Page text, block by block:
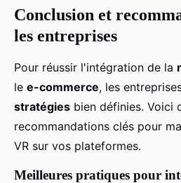
Conclusion et
les entreprises
Pour réussir l'intégration de la
le e-commerce, les
stratégies bien définies. Voici
recommandations clés pour
VR sur vos plateformes.
Meilleures pratiques pour